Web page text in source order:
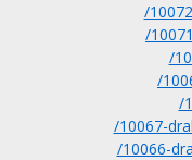
/
/
/
/
/
/10067-
/10066-